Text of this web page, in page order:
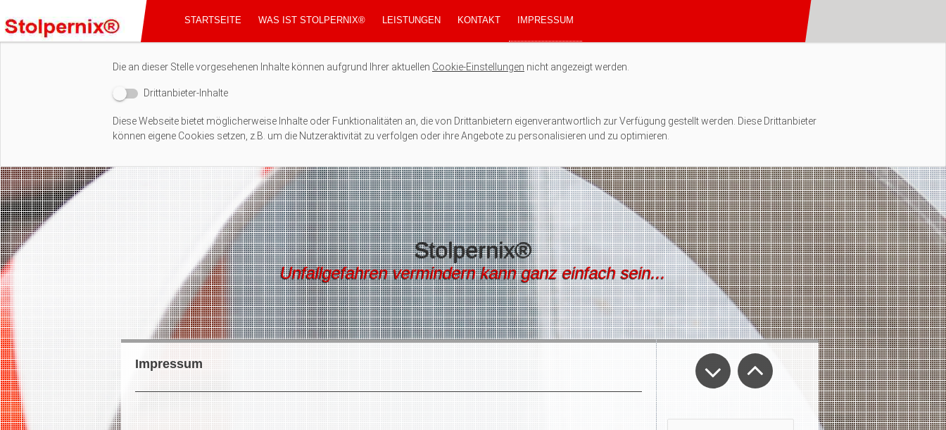
Externe Inhalte
Die an dieser Stelle vorgesehenen Inhalte können aufgrund Ihrer aktuellen Cookie-Einstellungen nicht angezeigt werden.
Drittanbieter-Inhalte
Diese Webseite bietet möglicherweise Inhalte oder Funktionalitäten an, die von Drittanbietern eigenverantwortlich zur Verfügung gestellt werden. Diese Drittanbieter
können eigene Cookies setzen, z.B. um die Nutzeraktivität zu verfolgen oder ihre Angebote zu personalisieren und zu optimieren.
STARTSEITE WAS IST STOLPERNIX® LEISTUNGEN KONTAKT IMPRESSUM
Stolpernix®
Unfallgefahren vermindern kann ganz einfach sein...
Impressum